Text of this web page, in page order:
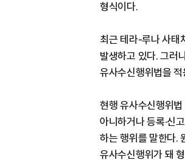
형식이다.
최근 테라-루나 사태
발생하고 있다. 그러
유사수신행위법을
현행 유사수신행위
아니하거나 등록·신
하는 행위를 말한다.
유사수신행위가 돼